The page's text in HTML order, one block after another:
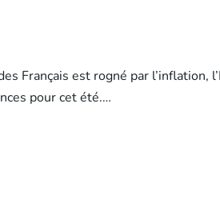
Français est rogné par l’inflation,
pour cet été.…